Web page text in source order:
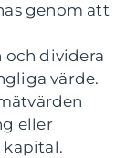
genom att
och dividera
värde.
eller
kapital.